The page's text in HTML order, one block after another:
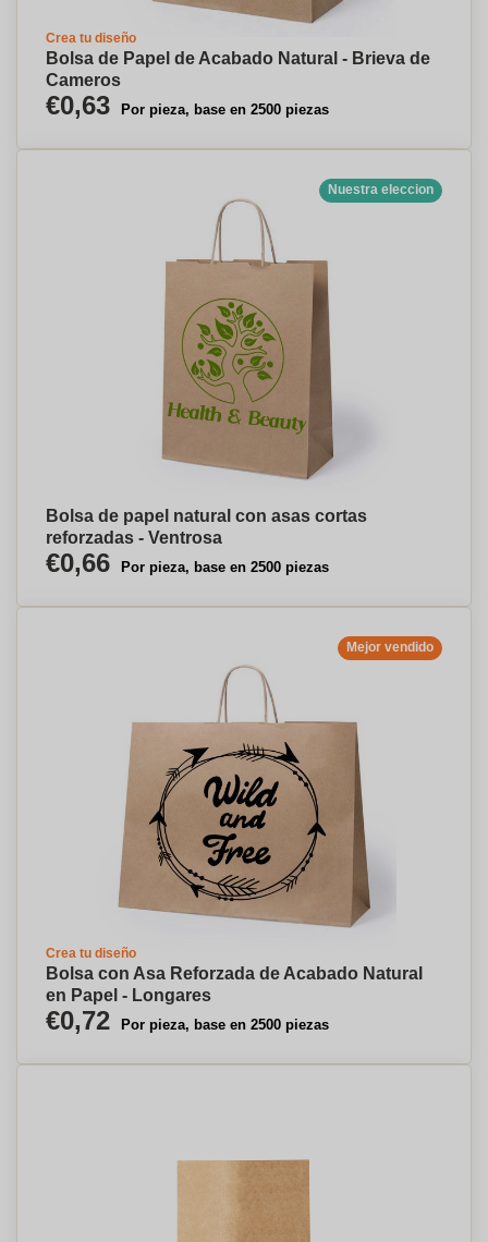
Crea tu diseño
Bolsa de Papel de Acabado Natural - Brieva de
Cameros
€0,63 Por pieza, base en 2500 piezas
Nuestra eleccion
Bolsa de papel natural con asas cortas
reforzadas - Ventrosa
€0,66 Por pieza, base en 2500 piezas
Mejor vendido
Crea tu diseño
Bolsa con Asa Reforzada de Acabado Natural
en Papel - Longares
€0,72 Por pieza, base en 2500 piezas